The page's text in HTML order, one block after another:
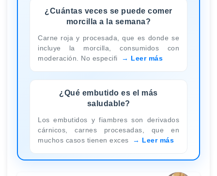
¿Cuántas veces se puede comer
morcilla a la semana?
Carne roja y procesada, que es donde se
incluye la morcilla, consumidos con
moderación. No especifi
Leer más
¿Qué embutido es el más
saludable?
Los embutidos y fiambres son derivados
cárnicos, carnes procesadas, que en
muchos casos tienen exces
Leer más